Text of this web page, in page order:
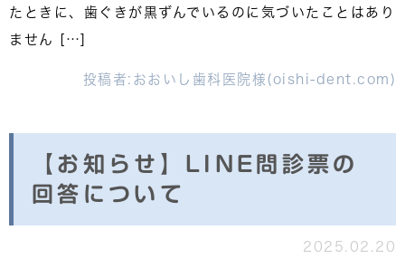
たときに、歯ぐきが黒ずんでいるのに気づいたことはあり
ません […]
投稿者: おおいし歯科医院様(oishi-dent.com)
【お知らせ】LINE問診票の
回答について
2025.02.20